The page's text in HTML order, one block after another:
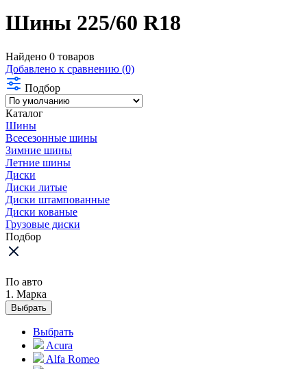
Шины 225/60 R18
Найдено 0 товаров
Добавлено к сравнению (0)
Подбор
Каталог
Шины
Всесезонные шины
Зимние шины
Летние шины
Диски
Диски литые
Диски штампованные
Диски кованые
Грузовые диски
Подбор
По авто
1. Марка
Выбрать
Выбрать
Acura
Alfa Romeo